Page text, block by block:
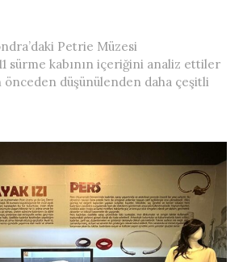
Petrie Müzesi
sürme kabının içeriğini analiz ettiler
düşünülenden daha çeşitli